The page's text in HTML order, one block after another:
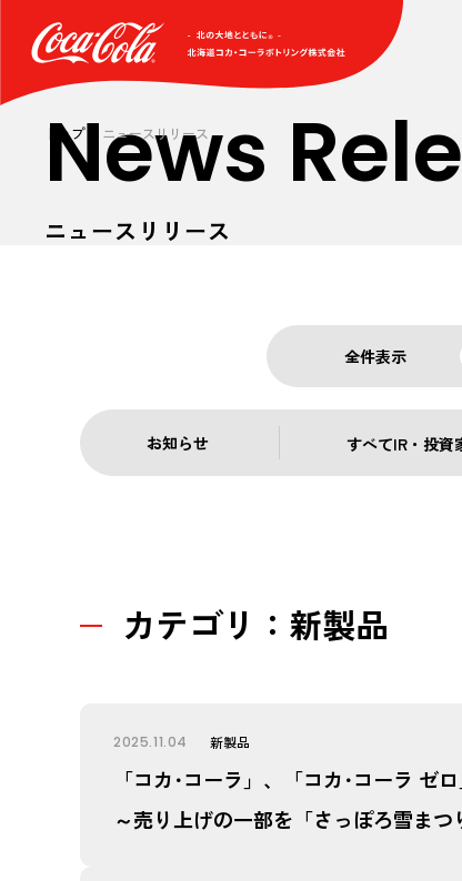
トップ ニュースリリース
News
ニュースリリース
全件表示
お知らせ すべてIR・投資
カテゴリ：新製品
2025.11.04 新製品
「コカ･コーラ」、「コカ･コーラ ゼ
～売り上げの一部を「さっぽろ雪まつ